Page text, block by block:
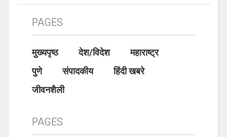
PAGES
मुख्यपृष्ठ देश/विदेश
महाराष्ट्र
पुणे
संपादकीय
हिंदी खबरे
जीवनशैली
PAGES